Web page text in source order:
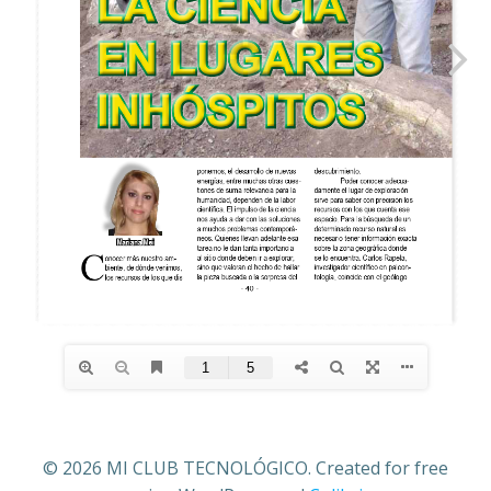
© 2026 MI CLUB TECNOLÓGICO. Created for free